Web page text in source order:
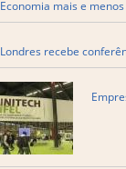
Economia mais e menos
Londres recebe